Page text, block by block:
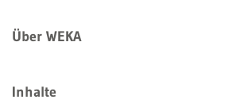
Über WEKA
Inhalte